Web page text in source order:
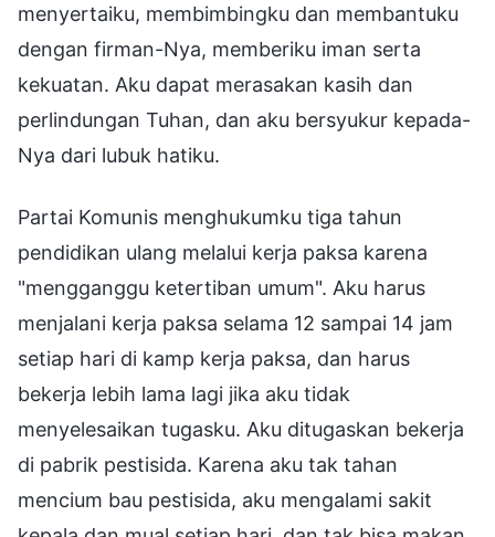
menyertaiku, membimbingku dan membantuku
dengan firman-Nya, memberiku iman serta
kekuatan. Aku dapat merasakan kasih dan
perlindungan Tuhan, dan aku bersyukur kepada-
Nya dari lubuk hatiku.
Partai Komunis menghukumku tiga tahun
pendidikan ulang melalui kerja paksa karena
"mengganggu ketertiban umum". Aku harus
menjalani kerja paksa selama 12 sampai 14 jam
setiap hari di kamp kerja paksa, dan harus
bekerja lebih lama lagi jika aku tidak
menyelesaikan tugasku. Aku ditugaskan bekerja
di pabrik pestisida. Karena aku tak tahan
mencium bau pestisida, aku mengalami sakit